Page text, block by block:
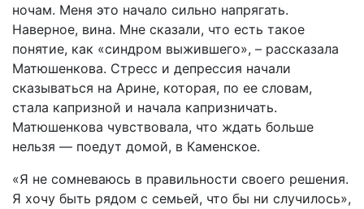
ночам. Меня это начало сильно напрягать.
Наверное, вина. Мне сказали, что есть такое
понятие, как «синдром выжившего», – рассказала
Матюшенкова. Стресс и депрессия начали
сказываться на Арине, которая, по ее словам,
стала капризной и начала капризничать.
Матюшенкова чувствовала, что ждать больше
нельзя — поедут домой, в Каменское.
«Я не сомневаюсь в правильности своего решения.
Я хочу быть рядом с семьей, что бы ни случилось»,